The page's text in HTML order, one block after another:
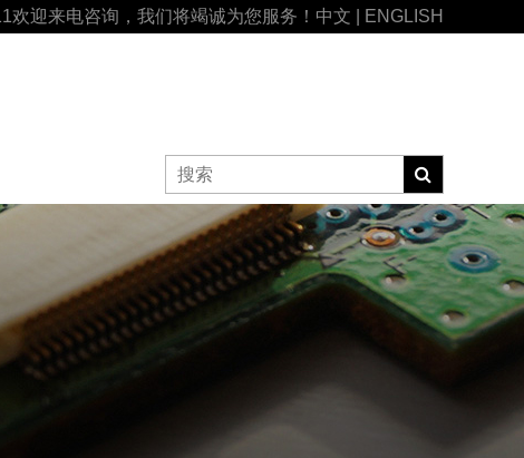
欢迎来电咨询，我们将竭诚为您服务！ 中文 ENGLISH